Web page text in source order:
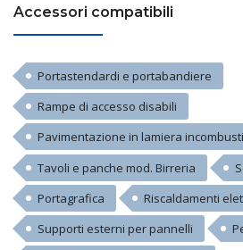
Accessori compatibili
Portastendardi e portabandiere
Rampe di accesso disabili
Pavimentazione in lamiera
Tavoli e panche mod. Birreria
Portagrafica
Riscaldamenti
Supporti esterni per pannelli